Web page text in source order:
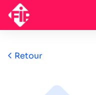
Retour